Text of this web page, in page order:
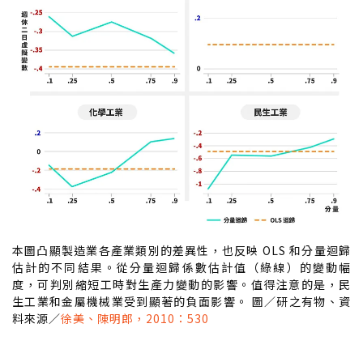
本圖凸顯製造業各產業類別的差異性，也反映 OLS 和分量迴歸
估計的不同結果。從分量迴歸係數估計值（綠線）的變動幅
度，可判別縮短工時對生產力變動的影響。值得注意的是，民
生工業和金屬機械業受到顯著的負面影響。 圖／研之有物、資
料來源／徐美、陳明郎，2010：530